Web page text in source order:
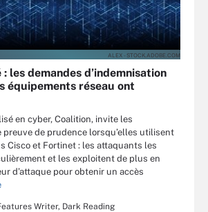
ALEX - STOCK.ADOBE.COM
les demandes d’indemnisation
équipements réseau ont
en cyber, Coalition, invite les
preuve de prudence lorsqu’elles utilisent
Cisco et Fortinet : les attaquants les
et les exploitent de plus en
d’attaque pour obtenir un accès
Writer, Dark Reading